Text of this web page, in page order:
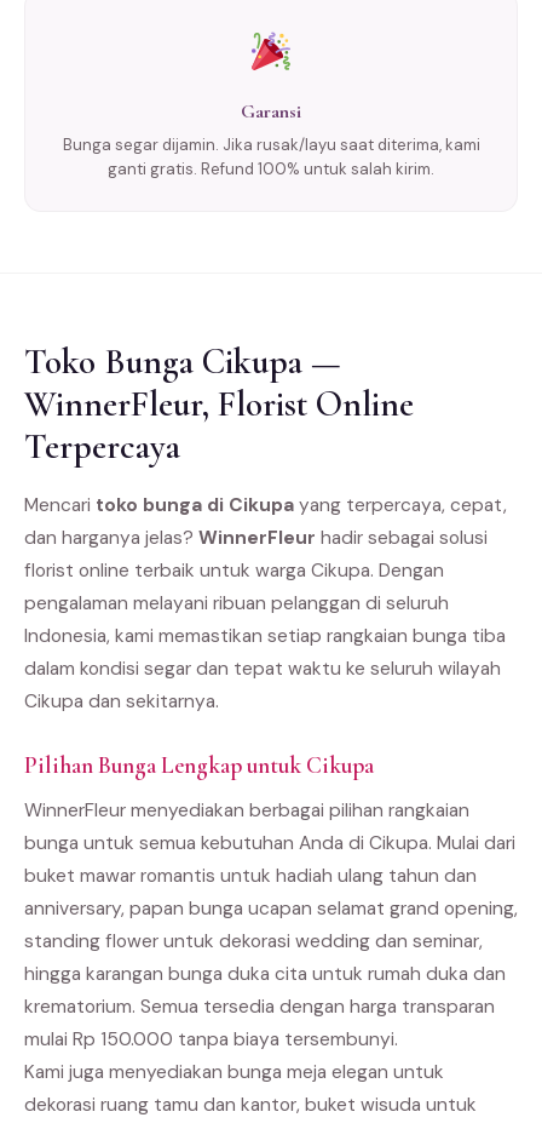
Garansi
Bunga segar dijamin. Jika rusak/layu saat diterima, kami
ganti gratis. Refund 100% untuk salah kirim.
Toko Bunga Cikupa —
WinnerFleur, Florist Online
Terpercaya
Mencari toko bunga di Cikupa yang terpercaya, cepat,
dan harganya jelas? WinnerFleur hadir sebagai solusi
florist online terbaik untuk warga Cikupa. Dengan
pengalaman melayani ribuan pelanggan di seluruh
Indonesia, kami memastikan setiap rangkaian bunga tiba
dalam kondisi segar dan tepat waktu ke seluruh wilayah
Cikupa dan sekitarnya.
Pilihan Bunga Lengkap untuk Cikupa
WinnerFleur menyediakan berbagai pilihan rangkaian
bunga untuk semua kebutuhan Anda di Cikupa. Mulai dari
buket mawar romantis untuk hadiah ulang tahun dan
anniversary, papan bunga ucapan selamat grand opening,
standing flower untuk dekorasi wedding dan seminar,
hingga karangan bunga duka cita untuk rumah duka dan
krematorium. Semua tersedia dengan harga transparan
mulai Rp 150.000 tanpa biaya tersembunyi.
Kami juga menyediakan bunga meja elegan untuk
dekorasi ruang tamu dan kantor, buket wisuda untuk